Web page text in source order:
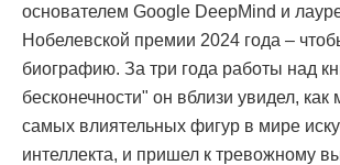
основателем Google DeepMind и
Нобелевской премии 2024 года –
биографию. За три года работы над
бесконечности" он вблизи увидел,
самых влиятельных фигур в мире
интеллекта, и пришел к тревожному